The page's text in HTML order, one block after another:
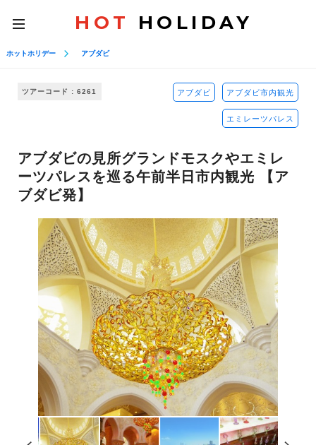
toggle
navigation
HOT HOLIDAY
ホットホリデー アブダビ
ツアーコード : 6261 アブダビ アブダビ市内観光
エミレーツパレス
アブダビの見所グランドモスクやエミレ
ーツパレスを巡る午前半日市内観光 【ア
ブダビ発】